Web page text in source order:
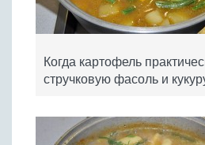
Когда картофель
стручковую фасоль и